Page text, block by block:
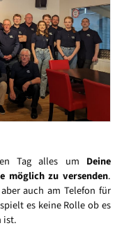
Tag alles um Deine
möglich zu versenden.
auch am Telefon für
es keine Rolle ob es
ist.